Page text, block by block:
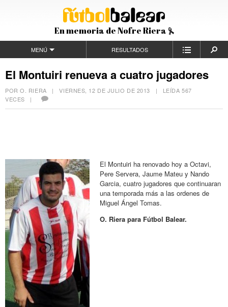
En memoria de Nofre Riera
MENÚ RESULTADOS
El Montuiri renueva a cuatro jugadores
POR O. RIERA |VIERNES, 12 DE JULIO DE 2013 | LEÍDA 567
VECES |
El Montuiri ha renovado hoy a Octavi,
Pere Servera, Jaume Mateu y Nando
Garcia, cuatro jugadores que continuaran
una temporada más a las ordenes de
Miguel Ángel Tomas.
O. Riera para Fútbol Balear.